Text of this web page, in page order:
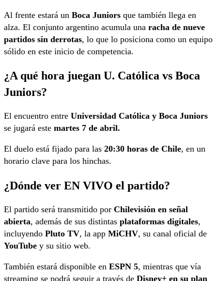
Al frente estará un Boca Juniors que también llega en
alza. El conjunto argentino acumula una racha de nueve
partidos sin derrotas, lo que lo posiciona como un equipo
sólido en este inicio de competencia.
¿A qué hora juegan U. Católica vs Boca
Juniors?
El encuentro entre Universidad Católica y Boca Juniors
se jugará este martes 7 de abril.
El duelo está fijado para las 20:30 horas de Chile, en un
horario clave para los hinchas.
¿Dónde ver EN VIVO el partido?
El partido será transmitido por Chilevisión en señal
abierta, además de sus distintas plataformas digitales,
incluyendo Pluto TV, la app MiCHV, su canal oficial de
YouTube y su sitio web.
También estará disponible en ESPN 5, mientras que vía
streaming se podrá seguir a través de Disney+ en su plan